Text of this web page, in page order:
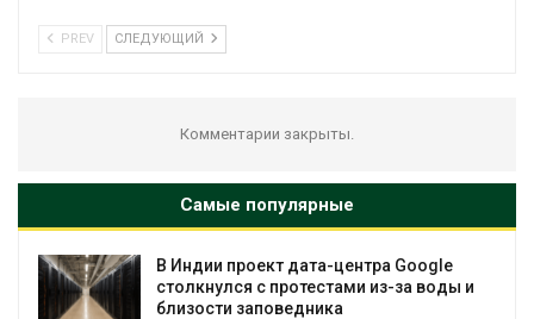
PREV СЛЕДУЮЩИЙ
Комментарии закрыты.
Самые популярные
В Индии проект дата-центра Google
столкнулся с протестами из-за воды и
близости заповедника